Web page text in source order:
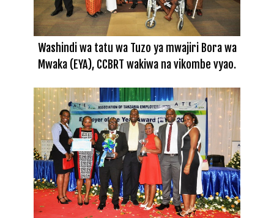
Washindi wa tatu wa Tuzo ya mwajiri Bora wa
Mwaka (EYA), CCBRT wakiwa na vikombe vyao.